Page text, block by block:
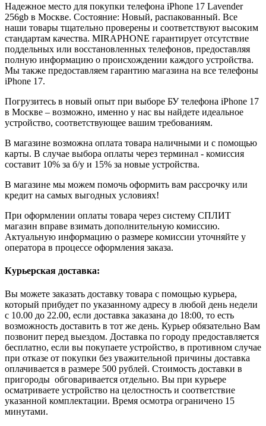
Надежное место для покупки телефона iPhone 17 Lavender
256gb в Москве. Состояние: Новый, распакованный. Все
наши товары тщательно проверены и соответствуют высоким
стандартам качества. MIRAPHONE гарантирует отсутствие
поддельных или восстановленных телефонов, предоставляя
полную информацию о происхождении каждого устройства.
Мы также предоставляем гарантию магазина на все телефоны
iPhone 17.
Погрузитесь в новый опыт при выборе БУ телефона iPhone 17
в Москве – возможно, именно у нас вы найдете идеальное
устройство, соответствующее вашим требованиям.
В магазине возможна оплата товара наличными и с помощью
карты. В случае выбора оплаты через терминал - комиссия
составит 10% за б/у и 15% за новые устройства.
В магазине мы можем помочь оформить вам рассрочку или
кредит на самых выгодных условиях!
При оформлении оплаты товара через систему СПЛИТ
магазин вправе взимать дополнительную комиссию.
Актуальную информацию о размере комиссии уточняйте у
оператора в процессе оформления заказа.
Курьерская доставка:
Вы можете заказать доставку товара с помощью курьера,
который прибудет по указанному адресу в любой день недели
с 10.00 до 22.00, если доставка заказана до 18:00, то есть
возможность доставить в тот же день. Курьер обязательно Вам
позвонит перед выездом. Доставка по городу предоставляется
бесплатно, если вы покупаете устройство, в противном случае
при отказе от покупки без уважительной причины доставка
оплачивается в размере 500 рублей. Стоимость доставки в
пригороды обговаривается отдельно. Вы при курьере
осматриваете устройство на целостность и соответствие
указанной комплектации. Время осмотра ограничено 15
минутами.